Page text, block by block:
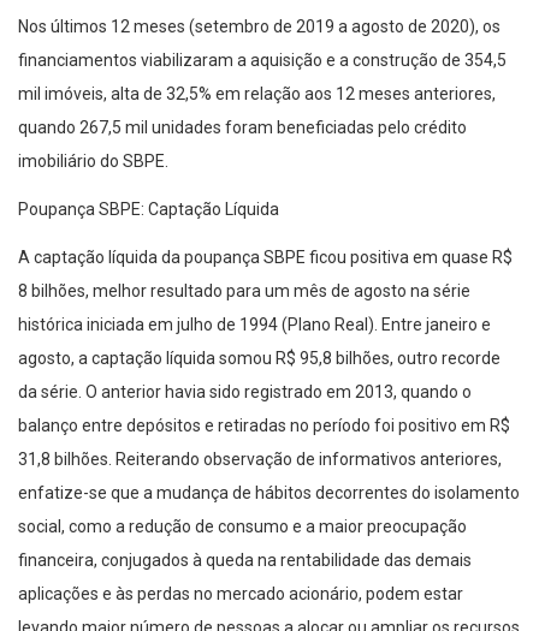
Nos últimos 12 meses (setembro de 2019 a agosto de 2020), os
financiamentos viabilizaram a aquisição e a construção de 354,5
mil imóveis, alta de 32,5% em relação aos 12 meses anteriores,
quando 267,5 mil unidades foram beneficiadas pelo crédito
imobiliário do SBPE.
Poupança SBPE: Captação Líquida
A captação líquida da poupança SBPE ficou positiva em quase R$
8 bilhões, melhor resultado para um mês de agosto na série
histórica iniciada em julho de 1994 (Plano Real). Entre janeiro e
agosto, a captação líquida somou R$ 95,8 bilhões, outro recorde
da série. O anterior havia sido registrado em 2013, quando o
balanço entre depósitos e retiradas no período foi positivo em R$
31,8 bilhões. Reiterando observação de informativos anteriores,
enfatize-se que a mudança de hábitos decorrentes do isolamento
social, como a redução de consumo e a maior preocupação
financeira, conjugados à queda na rentabilidade das demais
aplicações e às perdas no mercado acionário, podem estar